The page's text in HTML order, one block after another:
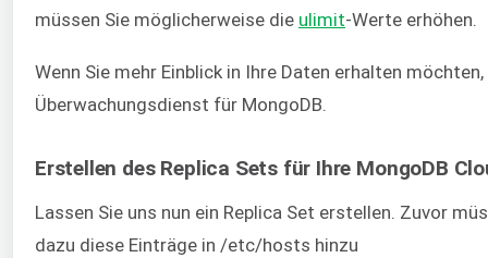
müssen Sie möglicherweise die ulimit-Werte erhöhen.
Wenn Sie mehr Einblick in Ihre Daten erhalten
Überwachungsdienst für MongoDB.
Erstellen des Replica Sets für Ihre MongoDB
Lassen Sie uns nun ein Replica Set erstellen. Zuvor
dazu diese Einträge in /etc/hosts hinzu